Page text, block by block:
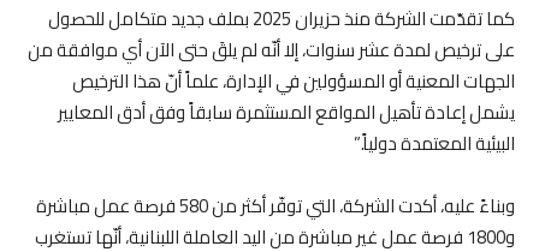
كما تقدّمت الشركة منذ حزيران 2025 بملف جديد متكامل للحصول
على ترخيص لمدة عشر سنوات، إلا أنّه لم يلقَ حتى الآن أي موافقة من
الجهات المعنية أو المسؤولين في الإدارة، علماً أنّ هذا الترخيص
يشمل إعادة تأهيل المواقع المستثمرة سابقاً وفق أدق المعايير
البيئية المعتمدة دولياً.”
وبناءً عليه، أكدت الشركة، التي توفّر أكثر من 580 فرصة عمل مباشرة
و1800 فرصة عمل غير مباشرة من اليد العاملة اللبنانية، أنّها تستغرب